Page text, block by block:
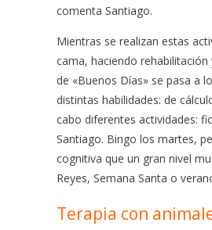
comenta Santiago.
Mientras se realizan estas
cama, haciendo
de «Buenos Días» se pasa a
distintas habilidades: de
cabo diferentes actividades:
Santiago. Bingo los martes,
cognitiva que un gran nivel
Reyes, Semana Santa o
Terapia con